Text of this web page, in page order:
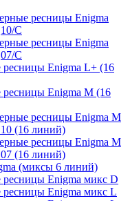
ресницы Enigma
C
ресницы Enigma
С
ресницы Enigma L+ (16
Enigma M (16
ресницы Enigma M
(16 линий)
ресницы Enigma M
(16 линий)
(миксы 6 линий)
Enigma микс D
ресницы Enigma микс L